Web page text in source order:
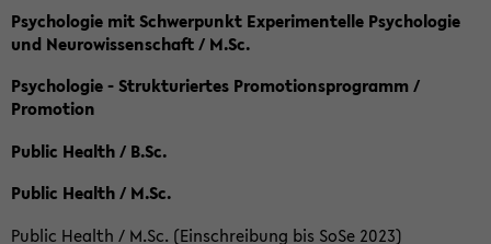
Psychologie mit Schwerpunkt Experimentelle Psychologie
und Neurowissenschaft / M.Sc.
Psychologie - Strukturiertes Promotionsprogramm /
Promotion
Public Health / B.Sc.
Public Health / M.Sc.
Public Health / M.Sc. (Einschreibung bis SoSe 2023)